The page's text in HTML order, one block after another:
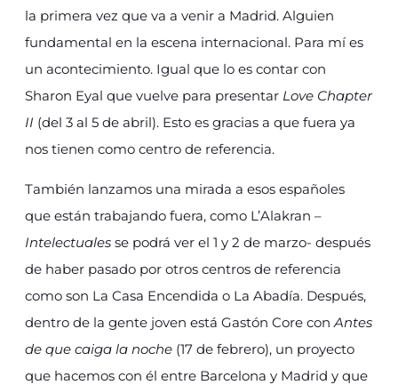
la primera vez que va a venir a Madrid. Alguien
fundamental en la escena internacional. Para mí es
un acontecimiento. Igual que lo es contar con
Sharon Eyal que vuelve para presentar Love Chapter
II (del 3 al 5 de abril). Esto es gracias a que fuera ya
nos tienen como centro de referencia.
También lanzamos una mirada a esos españoles
que están trabajando fuera, como L’Alakran –
Intelectuales se podrá ver el 1 y 2 de marzo- después
de haber pasado por otros centros de referencia
como son La Casa Encendida o La Abadía. Después,
dentro de la gente joven está Gastón Core con Antes
de que caiga la noche (17 de febrero), un proyecto
que hacemos con él entre Barcelona y Madrid y que